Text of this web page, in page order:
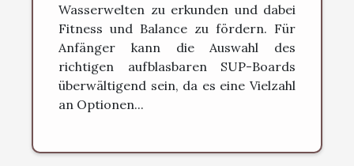
Wasserwelten zu erkunden und dabei
Fitness und Balance zu fördern. Für
Anfänger kann die Auswahl des
richtigen aufblasbaren SUP-Boards
überwältigend sein, da es eine Vielzahl
an Optionen...